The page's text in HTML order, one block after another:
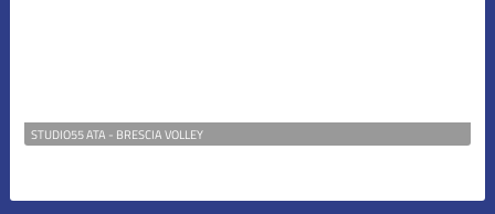
STUDIO55 ATA - BRESCIA VOLLEY